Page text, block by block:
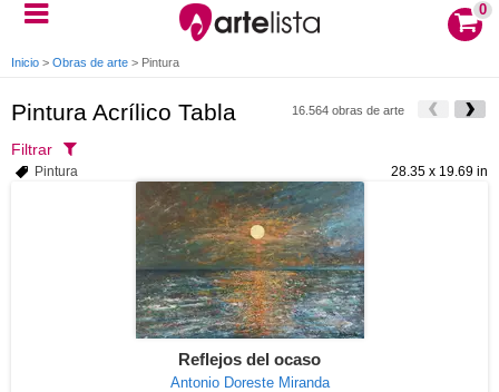
0
Inicio > Obras de arte > Pintura
Pintura Acrílico Tabla 16.564 obras de arte
Filtrar
28.35 x 19.69 in
Pintura
Reflejos del ocaso
Antonio Doreste Miranda